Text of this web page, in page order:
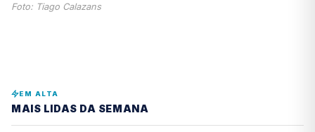
Foto: Tiago Calazans
EM ALTA
MAIS LIDAS DA SEMANA